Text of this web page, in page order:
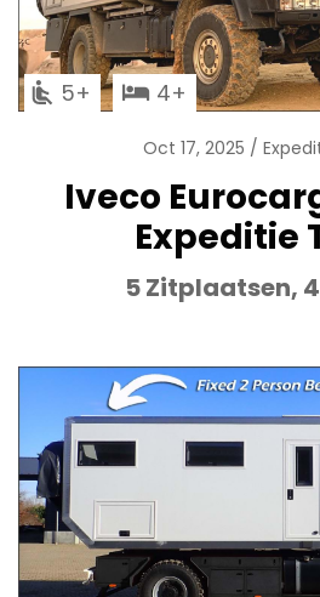
5 4
Oct 17, 2025
Iveco
Expeditie
5 Zitplaatsen,